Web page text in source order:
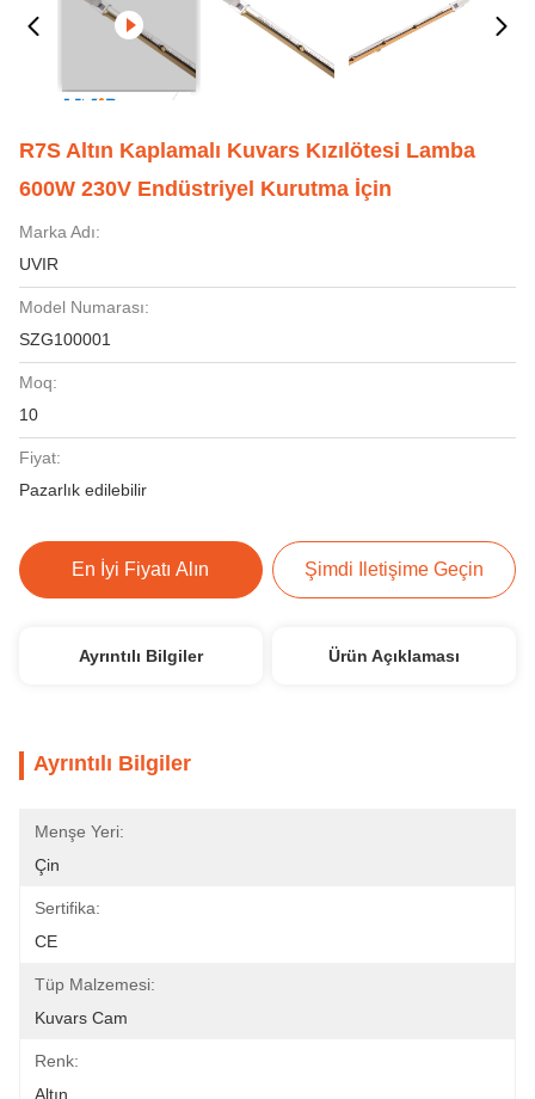
R7S Altın Kaplamalı Kuvars Kızılötesi Lamba
600W 230V Endüstriyel Kurutma İçin
Marka Adı:
UVIR
Model Numarası:
SZG100001
Moq:
10
Fiyat:
Pazarlık edilebilir
En İyi Fiyatı Alın Şimdi Iletişime Geçin
Ayrıntılı Bilgiler Ürün Açıklaması
Ayrıntılı Bilgiler
Menşe Yeri:
Çin
Sertifika:
CE
Tüp Malzemesi:
Kuvars Cam
Renk:
Altın